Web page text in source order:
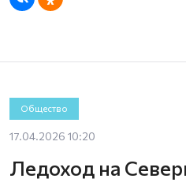
Общество
17.04.2026 10:20
Ледоход на